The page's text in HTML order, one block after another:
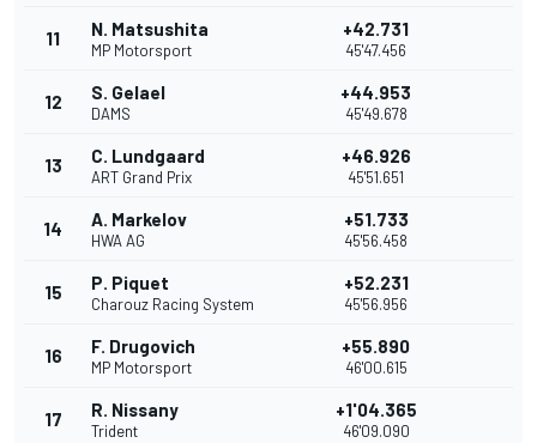
11 N. Matsushita
MP Motorsport
+42.731
45'47.456
12 S. Gelael
DAMS
+44.953
45'49.678
13 C. Lundgaard
ART Grand Prix
+46.926
45'51.651
14 A. Markelov
HWA AG
+51.733
45'56.458
15 P. Piquet
Charouz Racing System
+52.231
45'56.956
16 F. Drugovich
MP Motorsport
+55.890
46'00.615
17 R. Nissany
Trident
+1'04.365
46'09.090